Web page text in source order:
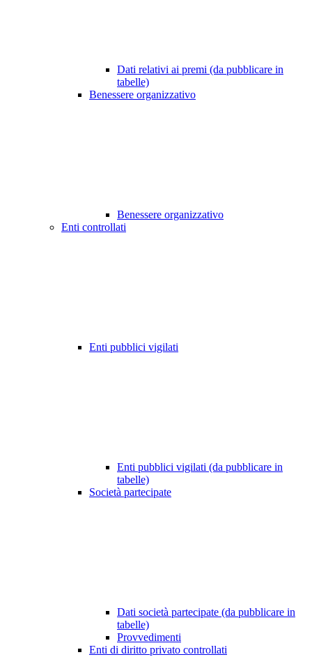
Dati relativi ai premi (da pubblicare in
tabelle)
Benessere organizzativo
Benessere organizzativo
Enti controllati
Enti pubblici vigilati
Enti pubblici vigilati (da pubblicare in
tabelle)
Società partecipate
Dati società partecipate (da pubblicare in
tabelle)
Provvedimenti
Enti di diritto privato controllati